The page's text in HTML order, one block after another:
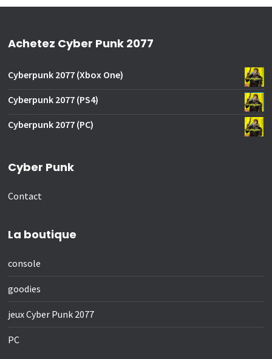
Achetez Cyber Punk 2077
Cyberpunk 2077 (Xbox One)
Cyberpunk 2077 (PS4)
Cyberpunk 2077 (PC)
Cyber Punk
Contact
La boutique
console
goodies
jeux Cyber Punk 2077
PC